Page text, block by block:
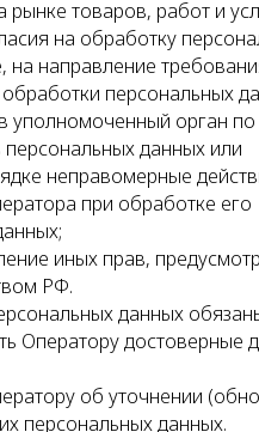
товаров, работ и
на обработку
на направление
персональных
уполномоченный орган по
персональных данных или
неправомерные
при обработке его
иных прав,
РФ.
данных
Оператору достоверные
об уточнении
персональных данных.